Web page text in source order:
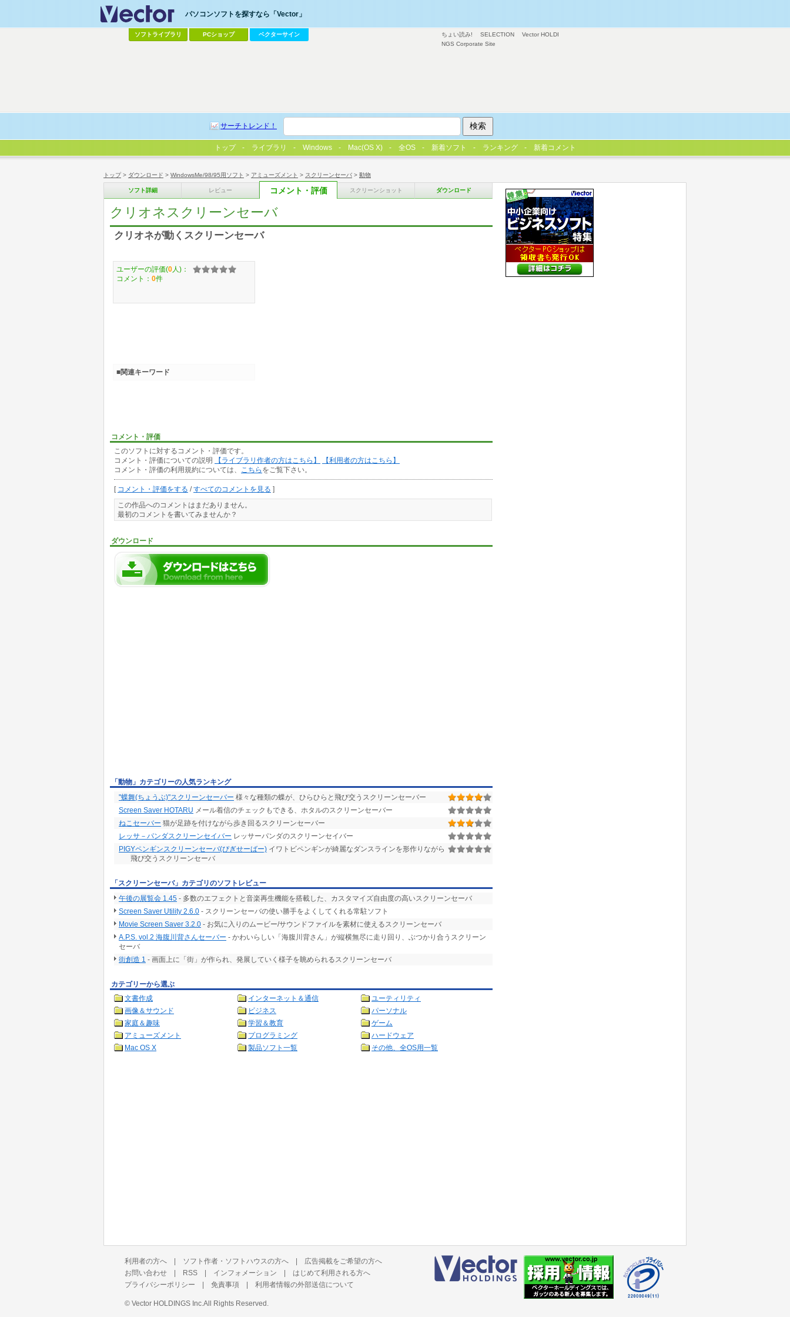
トップ> ダウンロード > WindowsMe/98/95用ソフト > アミューズメント > スクリーンセーバ > 動物
ソフト詳細 レビュー コメント・評価 スクリーンショット ダウンロード
クリオネスクリーンセーバ
クリオネが動くスクリーンセーバ
コメント・評価
このソフトに対するコメント・評価です。
コメント・評価についての説明
【ライブラリ作者の方はこちら】
【利用者の方はこちら】
コメント・評価の利用規約については、
こちら をご覧下さい。
[ コメント・評価をする /すべてのコメントを見る ]
この作品へのコメントはまだありません。
最初のコメントを書いてみませんか？
ダウンロード
ユーザーの評価(0 人)：
コメント： 0件
■関連キーワード
「動物」カテゴリーの人気ランキング
"蝶舞(ちょうぶ)"スクリーンセーバー 様々な種類の蝶が、ひらひらと飛び交うスクリーンセーバー
Screen Saver HOTARU メール着信のチェックもできる、ホタルのスクリーンセーバー
ねこセーバー 猫が足跡を付けながら歩き回るスクリーンセーバー
レッサ－パンダスクリーンセイバー レッサーパンダのスクリーンセイバー
PIGYペンギンスクリーンセーバ(ぴぎせーばー) イワトビペンギンが綺麗なダンスラインを形作りながら
飛び交うスクリーンセーバ
「スクリーンセーバ」カテゴリのソフトレビュー
午後の展覧会 1.45 - 多数のエフェクトと音楽再生機能を搭載した、カスタマイズ自由度の高いスクリーンセーバ
Screen Saver Utility 2.6.0 - スクリーンセーバの使い勝手をよくしてくれる常駐ソフト
Movie Screen Saver 3.2.0 - お気に入りのムービー/サウンドファイルを素材に使えるスクリーンセーバ
A.P.S. vol.2 海腹川背さんセーバー - かわいらしい「海腹川背さん」が縦横無尽に走り回り、ぶつかり合うスクリーン
セーバ
街創造 1 - 画面上に「街」が作られ、発展していく様子を眺められるスクリーンセーバ
カテゴリーから選ぶ
文書作成
インターネット＆通信
ユーティリティ
画像＆サウンド
ビジネス
パーソナル
家庭＆趣味
学習＆教育
ゲーム
アミューズメント
プログラミング
ハードウェア
Mac OS X
製品ソフト一覧 その他、全OS用一覧
ちょい読み! SELECTION
Vector HOLDI
NGS Corporate Site
パソコンソフトを探すなら「Vector」
ソフトライブラリ PCショップ ベクターサイン
サーチトレンド！
トップ ライブラリ Windows Mac(OS X) 全OS 新着ソフト ランキング 新着コメント
利用者の方へ | ソフト作者・ソフトハウスの方へ | 広告掲載をご希望の方へ
お問い合わせ | RSS | インフォメーション | はじめて利用される方へ
プライバシーポリシー | 免責事項 | 利用者情報の外部送信について
© Vector HOLDINGS Inc. All Rights Reserved.